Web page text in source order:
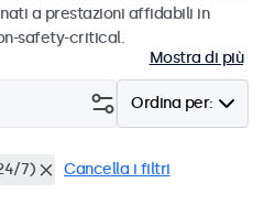
a prestazioni affidabili in
safety-critical.
Mostra di più
Ordina per:
7) Cancella i filtri